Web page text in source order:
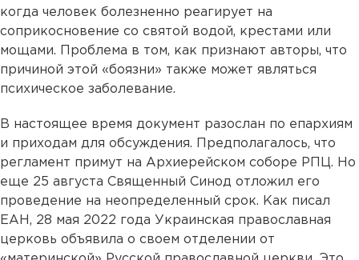
когда человек болезненно реагирует на
соприкосновение со святой водой, крестами или
мощами. Проблема в том, как признают авторы, что
причиной этой «боязни» также может являться
психическое заболевание.
В настоящее время документ разослан по епархиям
и приходам для обсуждения. Предполагалось, что
регламент примут на Архиерейском соборе РПЦ. Но
еще 25 августа Священный Синод отложил его
проведение на неопределенный срок. Как писал
ЕАН, 28 мая 2022 года Украинская православная
церковь объявила о своем отделении от